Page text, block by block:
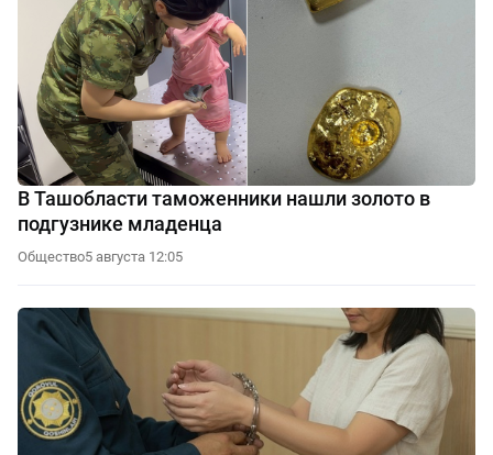
В Ташобласти таможенники нашли золото в
подгузнике младенца
Общество5 августа 12:05